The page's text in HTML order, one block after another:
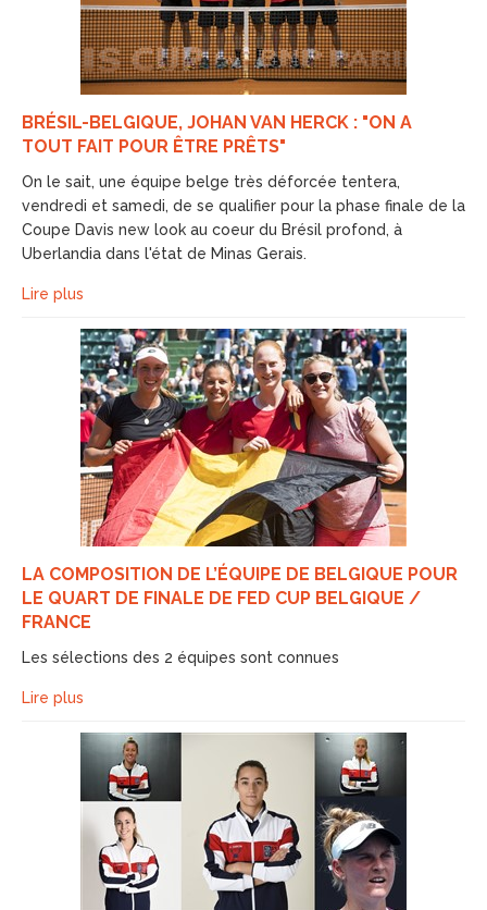
BRÉSIL-BELGIQUE, JOHAN VAN HERCK : "ON A
TOUT FAIT POUR ÊTRE PRÊTS"
On le sait, une équipe belge très déforcée tentera,
vendredi et samedi, de se qualifier pour la phase finale de la
Coupe Davis new look au coeur du Brésil profond, à
Uberlandia dans l'état de Minas Gerais.
Lire plus
LA COMPOSITION DE L’ÉQUIPE DE BELGIQUE POUR
LE QUART DE FINALE DE FED CUP BELGIQUE /
FRANCE
Les sélections des 2 équipes sont connues
Lire plus